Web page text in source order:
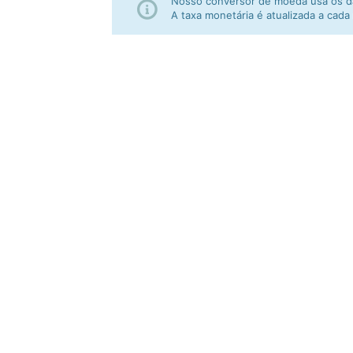
A taxa monetária é atualizada a